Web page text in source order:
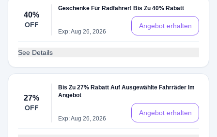
40%
OFF
Geschenke Für Radfahrer! Bis Zu 40% Rabatt
Exp: Aug 26, 2026
Angebot erhalten
See Details
27%
OFF
Bis Zu 27% Rabatt Auf Ausgewählte Fahrräder Im
Angebot
Exp: Aug 26, 2026
Angebot erhalten